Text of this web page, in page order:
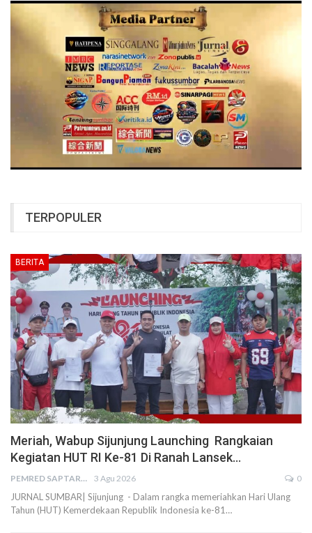
TERPOPULER
BERITA
Meriah, Wabup Sijunjung Launching Rangkaian
Kegiatan HUT RI Ke-81 Di Ranah Lansek…
PEMRED SAPTARIUS 3 Agu 2026 0
JURNAL SUMBAR| Sijunjung - Dalam rangka memeriahkan Hari Ulang
Tahun (HUT) Kemerdekaan Republik Indonesia ke-81…